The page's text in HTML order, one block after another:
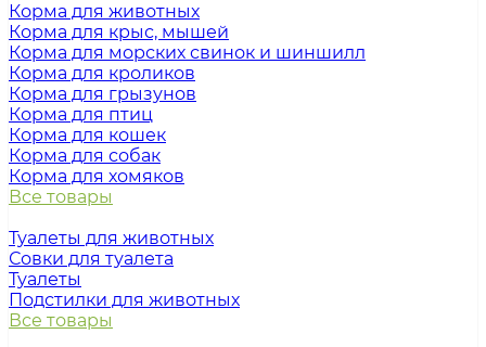
Корма для животных
Корма для крыс, мышей
Корма для морских свинок и шиншилл
Корма для кроликов
Корма для грызунов
Корма для птиц
Корма для кошек
Корма для собак
Корма для хомяков
Все товары
Туалеты для животных
Совки для туалета
Туалеты
Подстилки для животных
Все товары